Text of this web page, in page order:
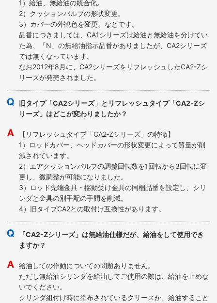
1）給油、無給油の統合化。
2）クッションバルブの形状変更。
3）カバーの外観色を変更、などです。
品番につきましては、CA1シリーズは給油と無給油を分けてい
た為、「N」の無給油指示品番がありましたが、CA2シリーズ
では無くなっています。
なお2012年8月に、CA2シリーズをリフレッシュしたCA2-Zシ
リーズが発売されました。
旧タイプ「CA2シリーズ」とリフレッシュタイプ「CA2-Zシ
リーズ」はどこが変わりましたか？
【リフレッシュタイプ「CA2‐Zシリーズ」の特徴】
1）ロッドカバー、ヘッドカバーの形状変更によって質量が削
減されています。
2）エアクッションバルブの調整回転数を1回転から3回転に変
更し、微調整が可能になりました。
3）ロッド先端金具・揺動受け金具の同梱品番を設定し、シリ
ンダと金具の別手配の手間を削減。
4）旧タイプCA2との取付け互換性があります。
「CA2-Zシリーズ」は無給油仕様だが、給油をして使用でき
ますか？
給油しての作動についての問題ありません。
ただし無給油シリンダを給油してご使用の際は、給油を止めな
いでください。
シリンダ組付け時に塗布されているグリースが、給油すること